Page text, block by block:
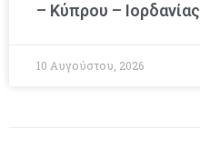
– Κύπρου – Ιορδανίας
10 Αυγούστου, 2026